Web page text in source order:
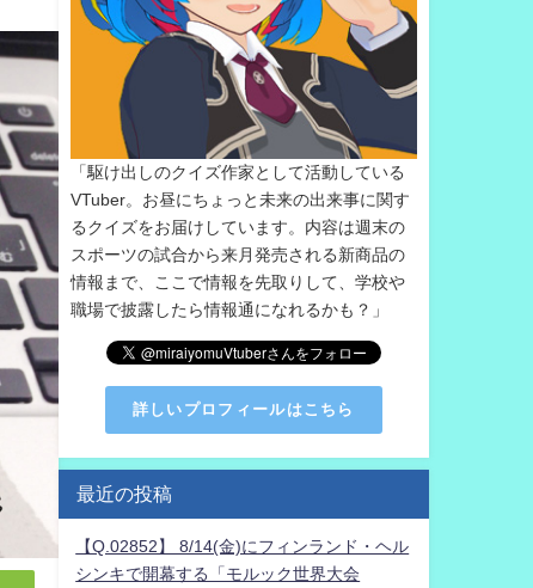
「駆け出しのクイズ作家として活動している
VTuber。お昼にちょっと未来の出来事に関す
るクイズをお届けしています。内容は週末の
スポーツの試合から来月発売される新商品の
情報まで、ここで情報を先取りして、学校や
職場で披露したら情報通になれるかも？」
詳しいプロフィールはこちら
最近の投稿
【Q.02852】 8/14(金)にフィンランド・ヘル
シンキで開幕する「モルック世界大会